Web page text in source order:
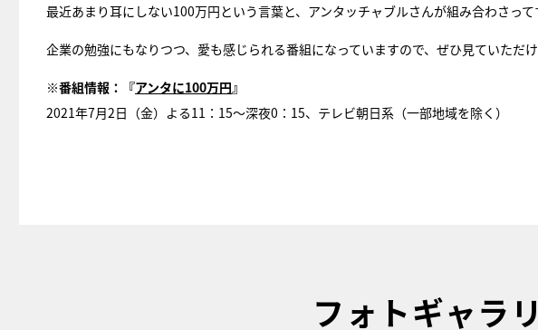
最近あまり耳にしない100万円という言葉と、アンタッチャブルさんが組み合わさって
企業の勉強にもなりつつ、愛も感じられる番組になっていますので、ぜひ見ていただけ
※番組情報：『アンタに100万円 』
2021年7月2日（金）よる11：15～深夜0：15、テレビ朝日系（一部地域を除く）
フォトギャラ